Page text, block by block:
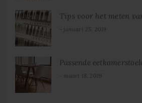
Tips voor het meten
januari 25, 2019
Passende
maart 18, 2019